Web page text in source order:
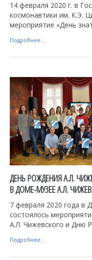
14 февраля 2020 г. в
космонавтики им. К.Э.
мероприятие «День
Подробнее...
ДЕНЬ РОЖДЕНИЯ А.Л.
В ДОМЕ-МУЗЕЕ А.Л.
7 февраля 2020 года в
состоялось
А.Л. Чижевского и Дню
Подробнее...